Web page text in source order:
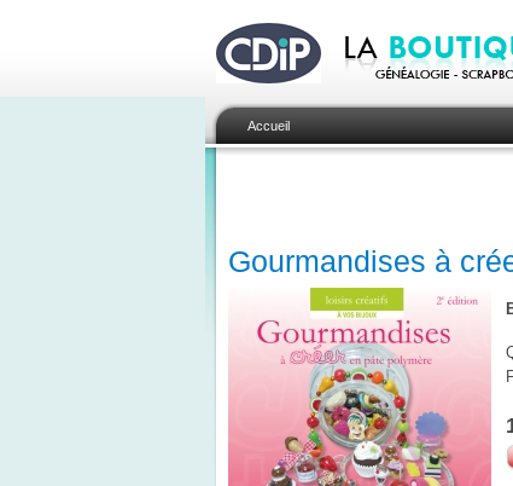
Accueil
Gourmandises à